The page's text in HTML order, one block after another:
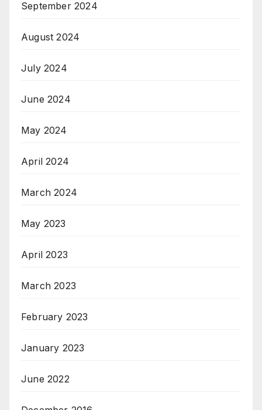
September 2024
August 2024
July 2024
June 2024
May 2024
April 2024
March 2024
May 2023
April 2023
March 2023
February 2023
January 2023
June 2022